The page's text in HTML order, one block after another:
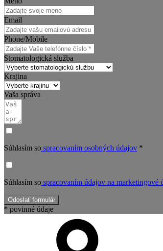
Email
Phone/Mobile
Stomatologická služba
Krajina
Vaša správa
Súhlasím so spracovaním osobných údajov *
Súhlasím so spracovaním údajov na marketingové
Odoslať formulár
* povinné údaje